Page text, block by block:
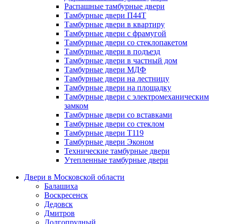
Распашные тамбурные двери
Тамбурные двери П44Т
Тамбурные двери в квартиру
Тамбурные двери с фрамугой
Тамбурные двери со стеклопакетом
Тамбурные двери в подъезд
Тамбурные двери в частный дом
Тамбурные двери МДФ
Тамбурные двери на лестницу
Тамбурные двери на площадку
Тамбурные двери с электромеханическим
замком
Тамбурные двери со вставками
Тамбурные двери со стеклом
Тамбурные двери Т119
Тамбурные двери Эконом
Технические тамбурные двери
Утепленные тамбурные двери
Двери в Московской области
Балашиха
Воскресенск
Дедовск
Дмитров
Долгопрудный